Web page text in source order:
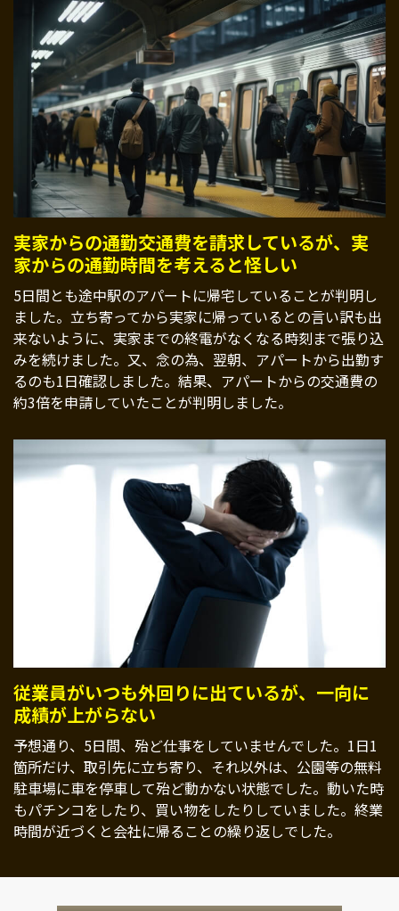
実家からの通勤交通費を請求しているが、実
家からの通勤時間を考えると怪しい
5日間とも途中駅のアパートに帰宅していることが判明し
ました。立ち寄ってから実家に帰っているとの言い訳も出
来ないように、実家までの終電がなくなる時刻まで張り込
みを続けました。又、念の為、翌朝、アパートから出勤す
るのも1日確認しました。結果、アパートからの交通費の
約3倍を申請していたことが判明しました。
従業員がいつも外回りに出ているが、一向に
成績が上がらない
予想通り、5日間、殆ど仕事をしていませんでした。1日1
箇所だけ、取引先に立ち寄り、それ以外は、公園等の無料
駐車場に車を停車して殆ど動かない状態でした。動いた時
もパチンコをしたり、買い物をしたりしていました。終業
時間が近づくと会社に帰ることの繰り返しでした。